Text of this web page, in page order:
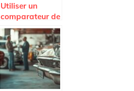
Utiliser un
comparateur de
voiture neuve
pour dénicher
les meilleures
offres à Abidjan